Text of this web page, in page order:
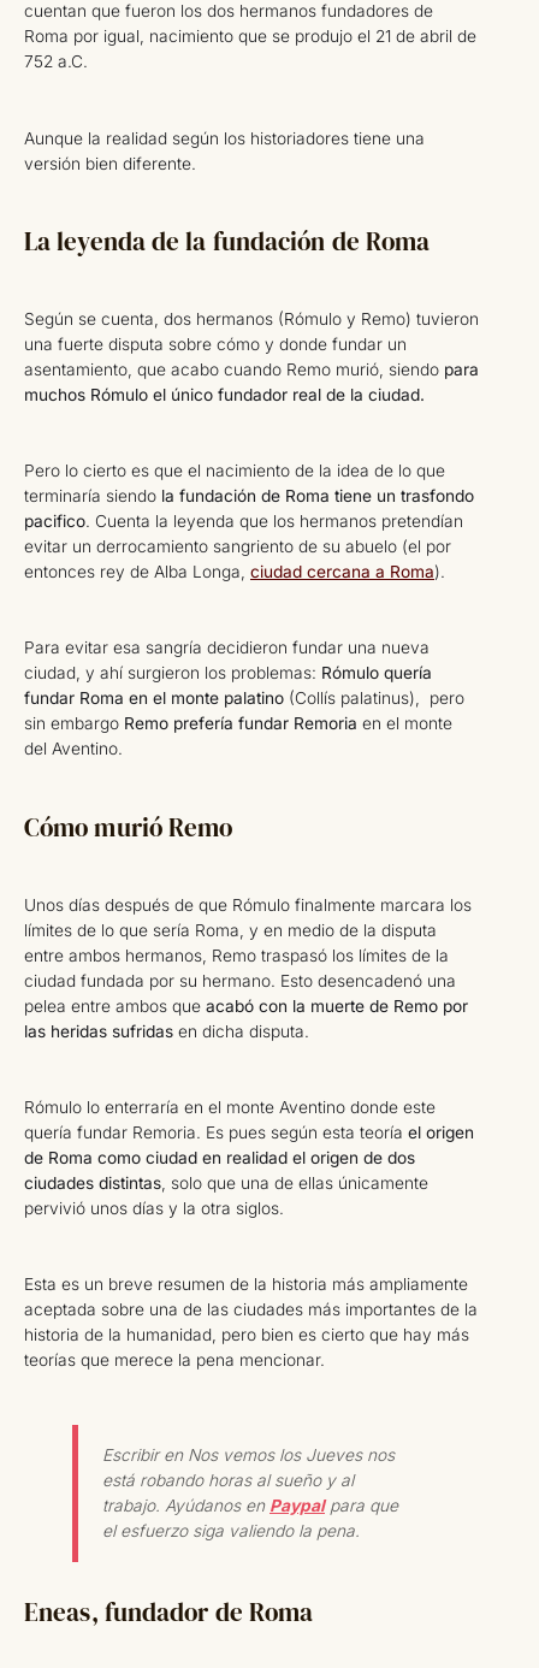
cuentan que fueron los dos hermanos fundadores de
Roma por igual, nacimiento que se produjo el 21 de abril de
752 a.C.
Aunque la realidad según los historiadores tiene una
versión bien diferente.
La leyenda de la fundación de Roma
Según se cuenta, dos hermanos (Rómulo y Remo) tuvieron
una fuerte disputa sobre cómo y donde fundar un
asentamiento, que acabo cuando Remo murió, siendo para
muchos Rómulo el único fundador real de la ciudad.
Pero lo cierto es que el nacimiento de la idea de lo que
terminaría siendo la fundación de Roma tiene un trasfondo
pacifico. Cuenta la leyenda que los hermanos pretendían
evitar un derrocamiento sangriento de su abuelo (el por
entonces rey de Alba Longa, ciudad cercana a Roma).
Para evitar esa sangría decidieron fundar una nueva
ciudad, y ahí surgieron los problemas: Rómulo quería
fundar Roma en el monte palatino (Collís palatinus), pero
sin embargo Remo prefería fundar Remoria en el monte
del Aventino.
Cómo murió Remo
Unos días después de que Rómulo finalmente marcara los
límites de lo que sería Roma, y en medio de la disputa
entre ambos hermanos, Remo traspasó los límites de la
ciudad fundada por su hermano. Esto desencadenó una
pelea entre ambos que acabó con la muerte de Remo por
las heridas sufridas en dicha disputa.
Rómulo lo enterraría en el monte Aventino donde este
quería fundar Remoria. Es pues según esta teoría el origen
de Roma como ciudad en realidad el origen de dos
ciudades distintas , solo que una de ellas únicamente
pervivió unos días y la otra siglos.
Esta es un breve resumen de la historia más ampliamente
aceptada sobre una de las ciudades más importantes de la
historia de la humanidad, pero bien es cierto que hay más
teorías que merece la pena mencionar.
Escribir en Nos vemos los Jueves nos
está robando horas al sueño y al
trabajo. Ayúdanos en Paypalpara que
el esfuerzo siga valiendo la pena.
Eneas, fundador de Roma